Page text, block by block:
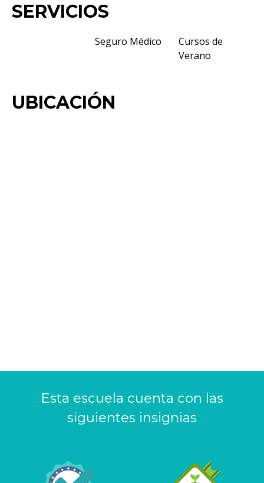
SERVICIOS
Seguro Médico
Cursos de
Verano
UBICACIÓN
Esta escuela cuenta con las
siguientes insignias